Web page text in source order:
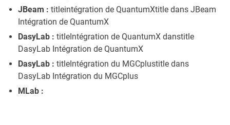
JBeam : titleintégration de QuantumXtitle dans JBeam
Intégration de QuantumX
DasyLab : titleIntégration de QuantumX danstitle
DasyLab Intégration de QuantumX
DasyLab : titleIntégration du MGCplustitle dans
DasyLab Intégration du MGCplus
MLab :